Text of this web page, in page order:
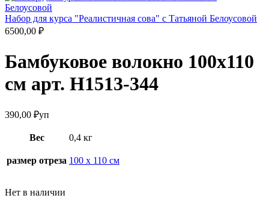
Набор для курса "Реалистичная сова" с Татьяной Белоусовой
6500,00 ₽
Бамбуковое волокно 100х110
см арт. Н1513-344
390,00 ₽уп
Вес 0,4 кг
размер отреза 100 х 110 см
Нет в наличии